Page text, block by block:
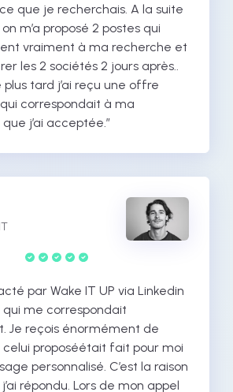
que je recherchais. A la suite
m’a proposé 2 postes qui
vraiment à ma recherche et
les 2 sociétés 2 jours après..
tard j’ai reçu une offre
correspondait à ma
j’ai acceptée.”
par Wake IT UP via Linkedin
me correspondait
Je reçois énormément de
proposéétait fait pour moi
personnalisé. C’est la raison
répondu. Lors de mon appel